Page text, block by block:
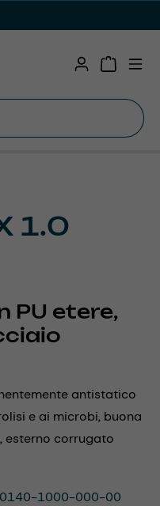
1.0
PU etere,
antistatico
e ai microbi, buona
esterno corrugato
1000-000-00